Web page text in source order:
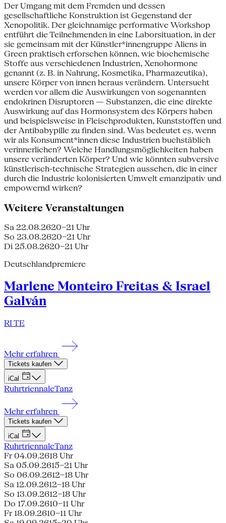
Der Umgang mit dem Fremden und dessen
gesellschaftliche Konstruktion ist Gegenstand der
Xenopolitik. Der gleichnamige performative Workshop
entführt die Teilnehmenden in eine Laborsituation, in der
sie gemeinsam mit der Künstler*innengruppe Aliens in
Green praktisch erforschen können, wie biochemische
Stoffe aus verschiedenen Industrien, Xenohormone
genannt (z. B. in Nahrung, Kosmetika, Pharmazeutika),
unsere Körper von innen heraus verändern. Untersucht
werden vor allem die Auswirkungen von sogenannten
endokrinen Disruptoren — Substanzen, die eine direkte
Auswirkung auf das Hormonsystem des Körpers haben
und beispielsweise in Fleischprodukten, Kunststoffen und
der Antibabypille zu finden sind. Was bedeutet es, wenn
wir als Konsument*innen diese Industrien buchstäblich
verinnerlichen? Welche Handlungsmöglichkeiten haben
unsere veränderten Körper? Und wie könnten subversive
künstlerisch-technische Strategien aussehen, die in einer
durch die Industrie kolonisierten Umwelt emanzipativ und
empowernd wirken?
Weitere Veranstaltungen
Sa 22.08.2620–21 Uhr
So 23.08.2620–21 Uhr
Di 25.08.2620–21 Uhr
Deutschlandpremiere
Marlene Monteiro Freitas & Israel
Galván
RI TE
Mehr erfahren
Tickets kaufen
iCal
RuhrtriennaleTanz
Mehr erfahren
Tickets kaufen
iCal
RuhrtriennaleTanz
Fr 04.09.2618 Uhr
Sa 05.09.2615–21 Uhr
So 06.09.2612–18 Uhr
Sa 12.09.2612–18 Uhr
So 13.09.2612–18 Uhr
Do 17.09.2610–11 Uhr
Fr 18.09.2610–11 Uhr